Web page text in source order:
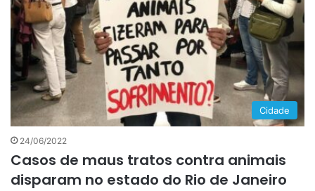
Cidade
24/06/2022
Casos de maus tratos contra animais
disparam no estado do Rio de Janeiro